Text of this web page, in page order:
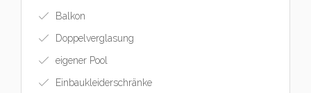
Balkon
Doppelverglasung
eigener Pool
Einbaukleiderschränke